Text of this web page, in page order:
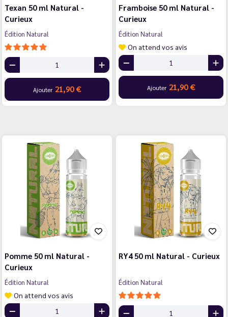
Texan 50 ml Natural -
Curieux
Édition Natural
Ajouter 21,90 €
Framboise 50 ml Natural -
Curieux
Édition Natural
On attend vos avis
Ajouter 21,90 €
Pomme 50 ml Natural -
Curieux
Édition Natural
On attend vos avis
RY4 50 ml Natural - Curieux
Édition Natural